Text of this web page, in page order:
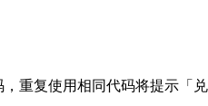
重复使用相同代码将提示「兑